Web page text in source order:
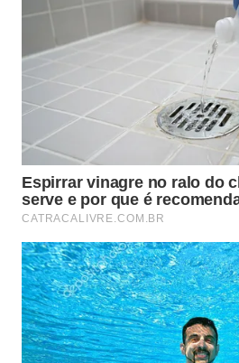
A possibilidade de reter
períodos mais longos abre
produção industrial
inovadora promete viabilizar a
recursos abundantes em
prático, conforme detalhado
sobre osprocessos
⚡
Retenção
Ampliada
Aplicações